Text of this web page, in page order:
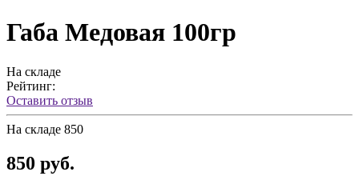
Габа Медовая 100гр
На складе
Рейтинг:
Оставить отзыв
На складе 850
850 руб.